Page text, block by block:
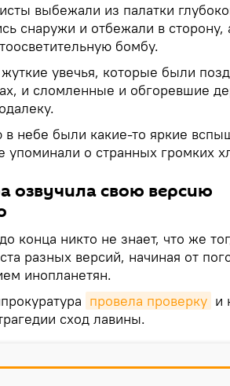
выбежали из палатки
снаружи и отбежали в
бомбу.
увечья, которые были
и сломленные и обгоревшие
небе были какие-то яркие
о странных громких
озвучила свою версию
конца никто не знает, что же
разных версий, начиная от
инопланетян.
провела проверку и
сход лавины.